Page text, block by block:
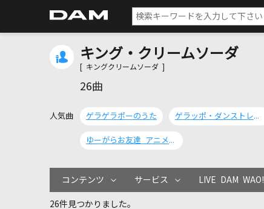
キング・クリームソーダ
[ キングクリームソーダ ]
26曲
人気曲 ゲラゲラポーのうた ゲラッポ・ダンストレイン(TVサイズVer.)
ゆーがらお友達 アニメver.
コンテンツ サービス LIVE DAM WAO!
26件見つかりました。